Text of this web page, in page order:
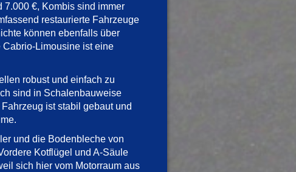
7.000 €, Kombis sind immer
restaurierte Fahrzeuge
können ebenfalls über
Limousine ist eine
robust und einfach zu
sind in Schalenbauweise
ist stabil gebaut und
und die Bodenbleche von
Kotflügel und A-Säule
sich hier vom Motorraum aus